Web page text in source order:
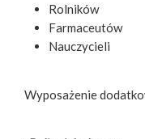
Rolników
Farmaceutów
Nauczycieli
Wyposażenie